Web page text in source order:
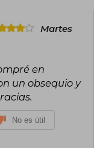
siguieron otros
han sido éxitos
sido traducida a
más de setenta
la escritora más
premios
Premio Nacional
el Premio Hans
Martes
en
un obsequio y
No es útil